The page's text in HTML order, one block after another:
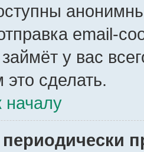
email-
у вас
сделать.
началу